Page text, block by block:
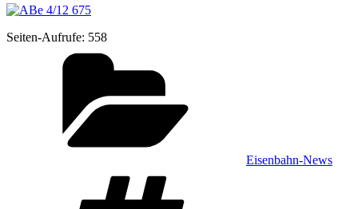
Sei­ten-Auf­ru­fe: 558
Eisenbahn-News